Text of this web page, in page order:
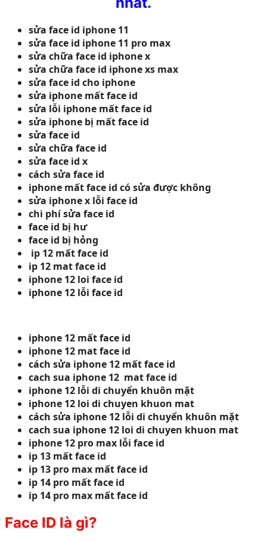
sửa face id iphone 11
sửa face id iphone 11 pro max
sửa chữa face id iphone x
sửa chữa face id iphone xs max
sửa face id cho iphone
sửa iphone mất face id
sửa lỗi iphone mất face id
sửa iphone bị mất face id
sửa face id
sửa chữa face id
sửa face id x
cách sửa face id
iphone mất face id có sửa được không
sửa iphone x lỗi face id
chi phí sửa face id
face id bị hư
face id bị hỏng
ip 12 mất face id
ip 12 mat face id
iphone 12 loi face id
iphone 12 lỗi face id
iphone 12 mất face id
iphone 12 mat face id
cách sửa iphone 12 mất face id
cach sua iphone 12 mat face id
iphone 12 lỗi di chuyển khuôn mặt
iphone 12 loi di chuyen khuon mat
cách sửa iphone 12 lỗi di chuyển khuôn mặt
cach sua iphone 12 loi di chuyen khuon mat
iphone 12 pro max lỗi face id
ip 13 mất face id
ip 13 pro max mất face id
ip 14 pro mất face id
ip 14 pro max mất face id
Face ID là gì?